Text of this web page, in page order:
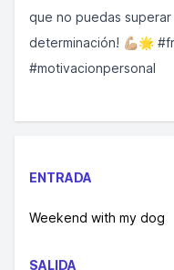
que no puedas
determinación! 💪🏼🌟
#motivacionpersonal
ENTRADA
Weekend with my dog
SALIDA